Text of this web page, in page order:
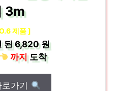
3m
제품 ]
된6,820 원
까지도착
가기